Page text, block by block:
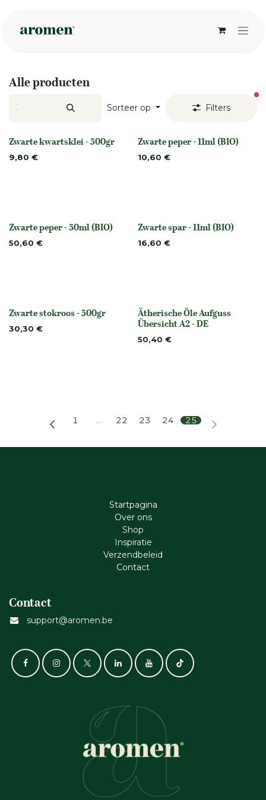
Alle producten
Sorteer op Filters
None
Zwarte kwartsklei - 500gr
9,80 € None
Zwarte peper - 11ml (BIO)
10,60 €
None
Zwarte peper - 50ml (BIO)
50,60 € None
Zwarte spar - 11ml (BIO)
16,60 €
Niet op voorraad
Zwarte stokroos - 500gr
30,30 € None
Ätherische Öle Aufguss
Übersicht A2 - DE
50,40 €
1 … 22 23 24 25
Startpagina
Ove​r​ ons
Shop
Inspiratie
Verzendbeleid
Cont​act
Contact
support@aromen.be